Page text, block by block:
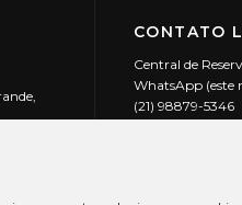
CONTATO
Central de
WhatsApp (este
(21) 98879-5346